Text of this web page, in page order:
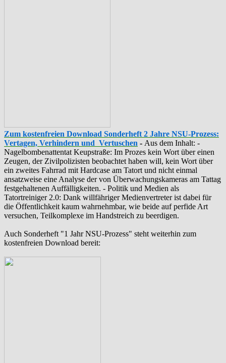
Zum kostenfreien Download Sonderheft 2 Jahre NSU-Prozess:
Vertagen, Verhindern und Vertuschen - Aus dem Inhalt: -
‪Nagelbombenattentat‬ ‎Keupstraße‬: Im Prozes kein Wort über einen
Zeugen, der Zivilpolizisten beobachtet haben will, kein Wort über
ein zweites Fahrrad mit Hardcase am Tatort und nicht einmal
ansatzweise eine Analyse der von Überwachungskameras am Tattag
festgehaltenen Auffälligkeiten. - Politik und Medien als
‪Tatortreiniger‬ 2.0: Dank willfähriger Medienvertreter ist dabei für
die Öffentlichkeit kaum wahrnehmbar, wie beide auf perfide Art
versuchen, Teilkomplexe im Handstreich zu beerdigen.
Auch Sonderheft "1 Jahr NSU-Prozess" steht weiterhin zum
kostenfreien Download bereit: